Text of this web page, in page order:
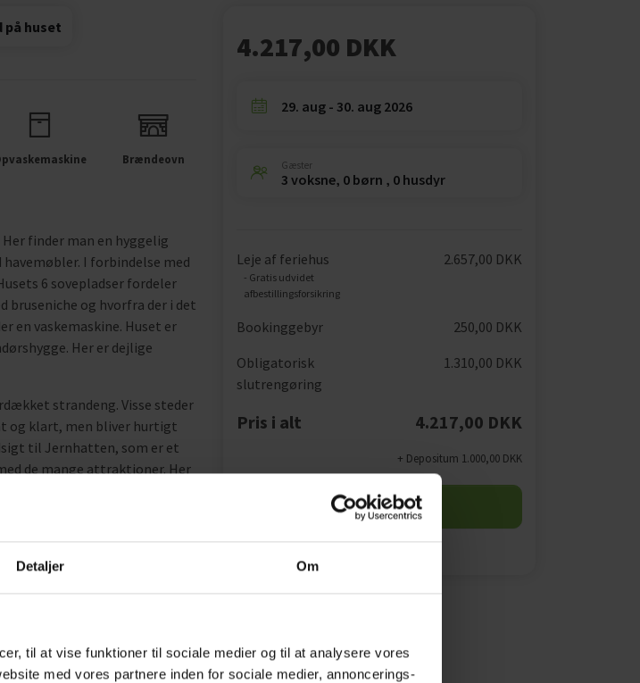
Detaljer Om
til at vise funktioner til sociale medier og til at analysere vores
med vores partnere inden for sociale medier, annoncerings-
på huset
Brændeovn
finder man en hyggelig
I forbindelse med
6 sovepladser fordeler
bruseniche og hvorfra der i det
en vaskemaskine. Huset er
Her er dejlige
strandeng. Visse steder
og klart, men bliver hurtigt
til Jernhatten, som er et
de mange attraktioner. Her
at blive gift. Her finder man
gader. På havnen
man også flere gode
dag et besøg i Ree Park
en lille times kørsel til
Djurs Sommerland med de
4.217,00 DKK
29. aug - 30. aug 2026
Gæster
3 voksne, 0 børn , 0 husdyr
Leje af feriehus
- Gratis udvidet
afbestillingsforsikring
2.657,00 DKK
Bookinggebyr
250,00 DKK
Obligatorisk
slutrengøring
1.310,00 DKK
Pris i alt 4.217,00 DKK
+ Depositum 1.000,00 DKK
Start booking
Opret en søgeagent